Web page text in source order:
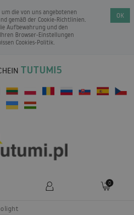
um die von uns angebotenen
gemäß der Cookie-Richtlinien.
Aufbewahrung und den
Browser-Einstellungen
Cookies-Politik.
OK
TUTUMI5
0